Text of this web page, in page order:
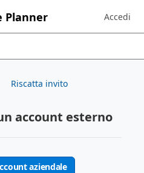
Planner Sign in to
Accedi
Riscatta invito
account esterno
aziendale